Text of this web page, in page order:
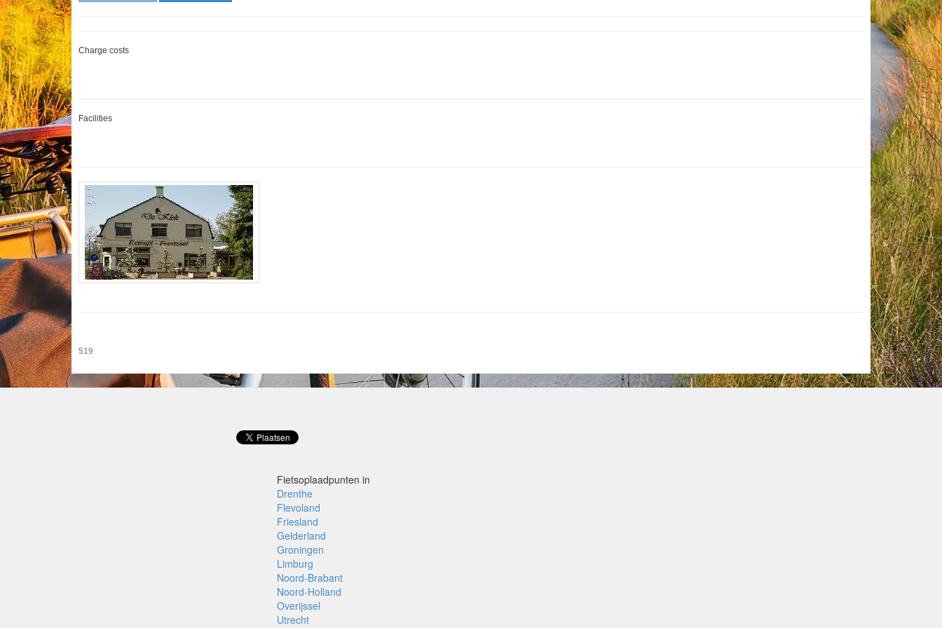
Charge costs
Facilities
519
Fietsoplaadpunten in
Drenthe
Flevoland
Friesland
Gelderland
Groningen
Limburg
Noord-Brabant
Noord-Holland
Overijssel
Utrecht